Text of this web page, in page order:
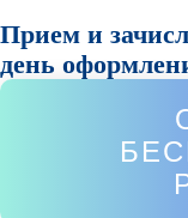
Прием и
день